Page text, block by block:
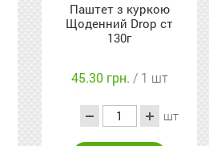
Паштет з куркою
Щоденний Drop ст
130г
45.30 грн. / 1 шт
шт